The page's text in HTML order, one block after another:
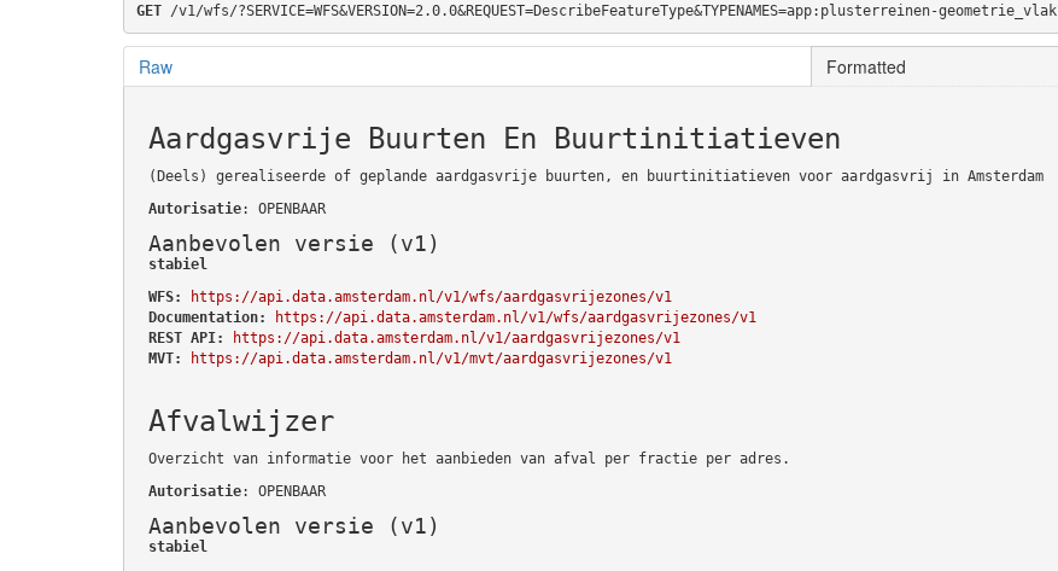
GET /v1/wfs/?SERVICE=WFS&VERSION=2.0.0&REQUEST=DescribeFeatureType&TYPENAMES=app:plusterreinen-geometrie_vlak
Raw Formatted
Aardgasvrije Buurten En Buurtinitiatieven
(Deels) gerealiseerde of geplande aardgasvrije buurten, en buurtinitiatieven voor aardgasvrij in Amsterdam
Autorisatie: OPENBAAR
Aanbevolen versie (v1)
stabiel
WFS:
https://api.data.amsterdam.nl/v1/wfs/aardgasvrijezones/v1
Documentation:
https://api.data.amsterdam.nl/v1/wfs/aardgasvrijezones/v1
REST API:
https://api.data.amsterdam.nl/v1/aardgasvrijezones/v1
MVT:
https://api.data.amsterdam.nl/v1/mvt/aardgasvrijezones/v1
Afvalwijzer
Overzicht van informatie voor het aanbieden van afval per fractie per adres.
Autorisatie: OPENBAAR
Aanbevolen versie (v1)
stabiel